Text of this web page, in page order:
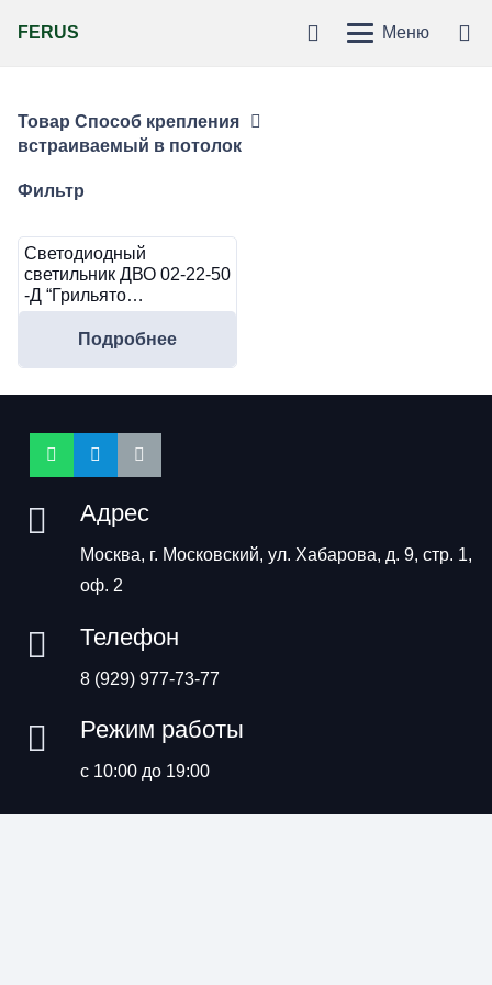
FERUS Меню
Товар Способ крепления
встраиваемый в потолок
Фильтр
Светодиодный
светильник ДВО 02-22-50
-Д “Грильято…
Подробнее
Адрес
Москва, г. Московский, ул. Хабарова, д. 9, стр. 1,
оф. 2
Телефон
8 (929) 977-73-77
Режим работы
с 10:00 до 19:00